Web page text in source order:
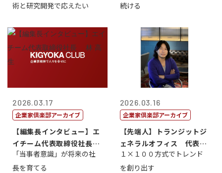
術と研究開発で応えたい
続ける
2026.03.17
企業家倶楽部アーカイブ
【編集長インタビュー】エ
イチーム代表取締役社長
林 高生
「当事者意識」が将来の社
長を育てる
2026.03.16
企業家倶楽部アーカイブ
【先端人】トランジットジ
ェネラルオフィス 代表取
締役社長 中...
１×１００方式でトレンド
を創り出す